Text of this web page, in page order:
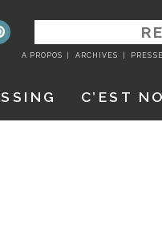
RECHERCHER
:
A PROPOS ARCHIVES PRESSE
C’EST